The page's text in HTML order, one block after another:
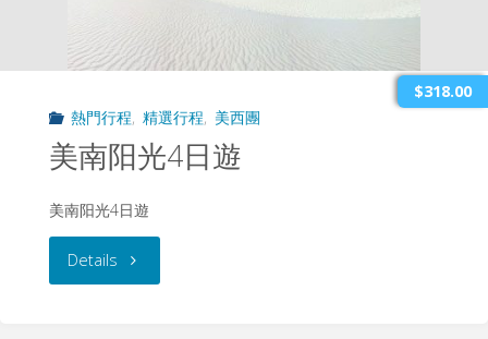
芭
芭
拉-
矽
谷-17
哩
$318.00
熱門行程, 精選行程, 美西團
美南阳光4日遊
美南阳光4日遊
Details "美